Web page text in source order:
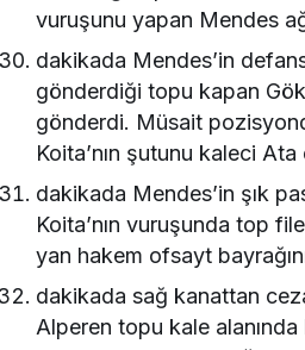
vuruşunu yapan Mendes
dakikada Mendes’in
gönderdiği topu kapan
gönderdi. Müsait
Koita’nın şutunu kaleci Ata
dakikada Mendes’in şık
Koita’nın vuruşunda top
yan hakem ofsayt
dakikada sağ kanattan
Alperen topu kale alanında